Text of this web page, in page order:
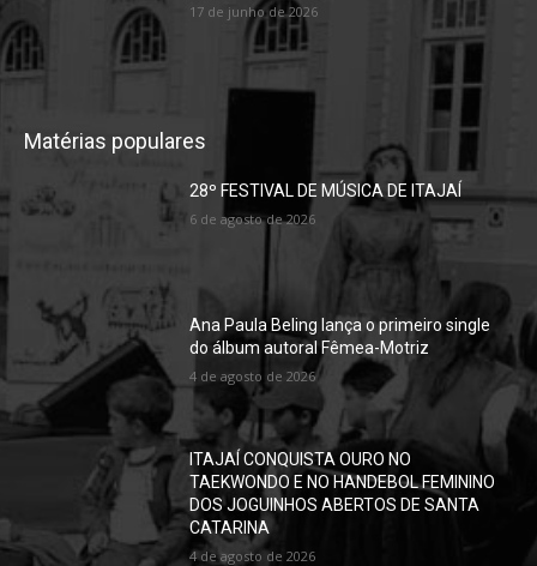
17 de junho de 2026
Matérias populares
28º FESTIVAL DE MÚSICA DE ITAJAÍ
6 de agosto de 2026
Ana Paula Beling lança o primeiro single
do álbum autoral Fêmea-Motriz
4 de agosto de 2026
ITAJAÍ CONQUISTA OURO NO
TAEKWONDO E NO HANDEBOL FEMININO
DOS JOGUINHOS ABERTOS DE SANTA
CATARINA
4 de agosto de 2026